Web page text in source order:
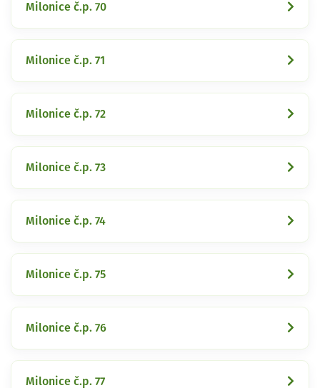
Milonice č.p. 70
Milonice č.p. 71
Milonice č.p. 72
Milonice č.p. 73
Milonice č.p. 74
Milonice č.p. 75
Milonice č.p. 76
Milonice č.p. 77